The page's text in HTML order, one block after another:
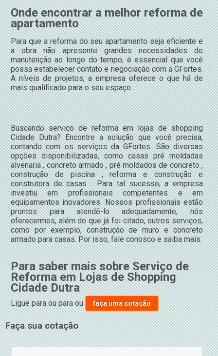
Onde encontrar a melhor reforma de
apartamento
Para que a reforma do seu apartamento seja eficiente e
a obra não apresente grandes necessidades de
manutenção ao longo do tempo, é essencial que você
possa estabelecer contato e negociação com a GFortes.
A níveis de projetos, a empresa oferece o que há de
mais qualificado para o seu espaço.
Buscando serviço de reforma em lojas de shopping
Cidade Dutra? Encontre a solução que você precisa,
contando com os serviços da GFortes. São diversas
opções disponibilizadas, como casas pré moldadas
alvenaria , concreto armado , pré moldados de concreto ,
construção de piscina , reforma e construção e
construtora de casas . Para tal sucesso, a empresa
investiu em profissionais competentes e em
equipamentos inovadores. Nossos profissionais estão
prontos para atendê-lo adequadamente, nós
oferecermos, além do que já foi citado, outros serviços,
como por exemplo, construção de muro e concreto
armado para casas. Por isso, fale conosco e saiba mais.
Para saber mais sobre Serviço de
Reforma em Lojas de Shopping
Cidade Dutra
Ligue paraou paraou faça uma cotação
Faça sua cotação